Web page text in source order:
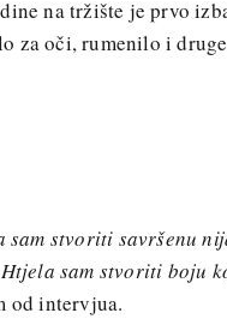
na tržište je prvo
za oči, rumenilo i
sam stvoriti savršenu
sam stvoriti boju
od intervjua.